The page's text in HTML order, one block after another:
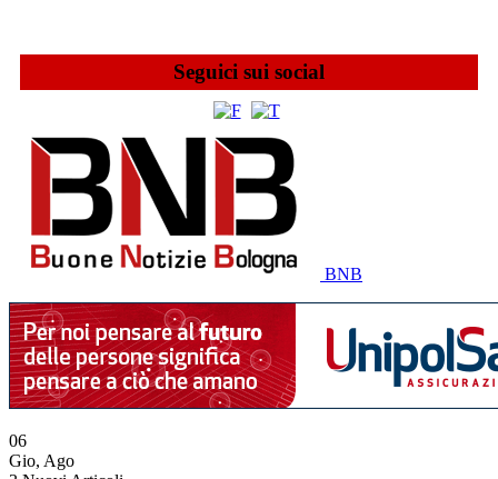
Seguici sui social
BNB
06
Gio, Ago